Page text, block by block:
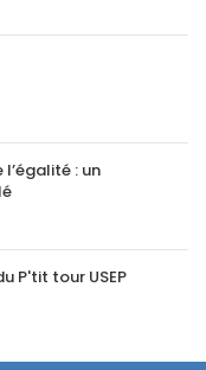
: un
P'tit tour USEP